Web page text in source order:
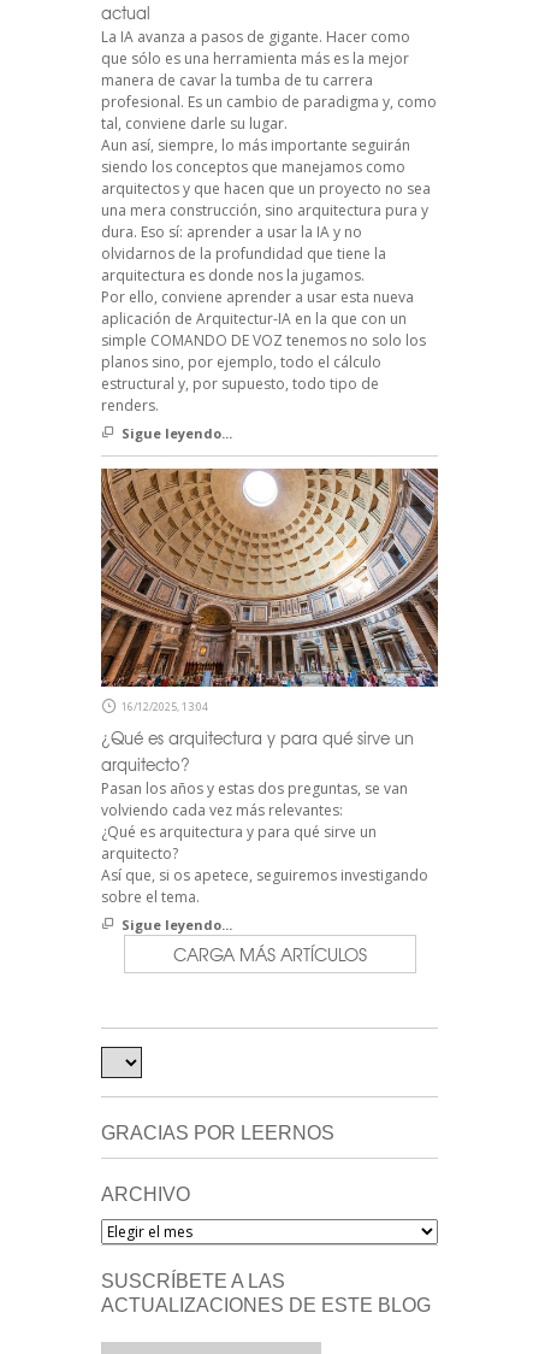
actual
La IA avanza a pasos de gigante. Hacer como
que sólo es una herramienta más es la mejor
manera de cavar la tumba de tu carrera
profesional. Es un cambio de paradigma y, como
tal, conviene darle su lugar.
Aun así, siempre, lo más importante seguirán
siendo los conceptos que manejamos como
arquitectos y que hacen que un proyecto no sea
una mera construcción, sino arquitectura pura y
dura. Eso sí: aprender a usar la IA y no
olvidarnos de la profundidad que tiene la
arquitectura es donde nos la jugamos.
Por ello, conviene aprender a usar esta nueva
aplicación de Arquitectur-IA en la que con un
simple COMANDO DE VOZ tenemos no solo los
planos sino, por ejemplo, todo el cálculo
estructural y, por supuesto, todo tipo de
renders.
Sigue leyendo...
16/12/2025, 13:04
¿Qué es arquitectura y para qué sirve un
arquitecto?
Pasan los años y estas dos preguntas, se van
volviendo cada vez más relevantes:
¿Qué es arquitectura y para qué sirve un
arquitecto?
Así que, si os apetece, seguiremos investigando
sobre el tema.
Sigue leyendo...
CARGA MÁS ARTÍCULOS
GRACIAS POR LEERNOS
ARCHIVO
Archivo
SUSCRÍBETE A LAS
ACTUALIZACIONES DE ESTE BLOG